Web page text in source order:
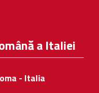
a Italiei
- Italia